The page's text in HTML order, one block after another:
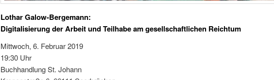
Lothar Galow-Bergemann:
Digitalisierung der Arbeit und Teilhabe am gesellschaftlichen Reichtum
Mittwoch, 6. Feb­ru­ar 2019
19:30 Uhr
Buch­hand­lung St. Johann